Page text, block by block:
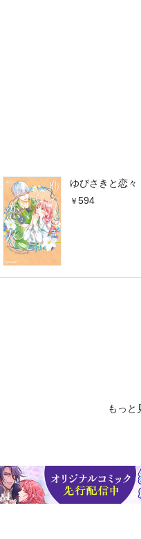
ゆびさきと恋々
594
もっと